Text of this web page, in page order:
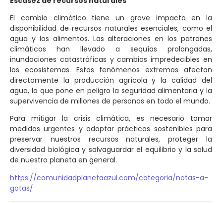
El cambio climático tiene un grave impacto en la
disponibilidad de recursos naturales esenciales, como el
agua y los alimentos. Las alteraciones en los patrones
climáticos han llevado a sequías prolongadas,
inundaciones catastróficas y cambios impredecibles en
los ecosistemas. Estos fenómenos extremos afectan
directamente la producción agrícola y la calidad del
agua, lo que pone en peligro la seguridad alimentaria y la
supervivencia de millones de personas en todo el mundo.
Para mitigar la crisis climática, es necesario tomar
medidas urgentes y adoptar prácticas sostenibles para
preservar nuestros recursos naturales, proteger la
diversidad biológica y salvaguardar el equilibrio y la salud
de nuestro planeta en general.
https://comunidadplanetaazul.com/categoria/notas-a-
gotas/